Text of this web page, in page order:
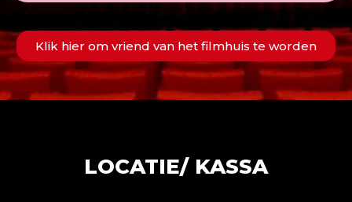
Klik hier om vriend van het filmhuis te worden
LOCATIE/ KASSA